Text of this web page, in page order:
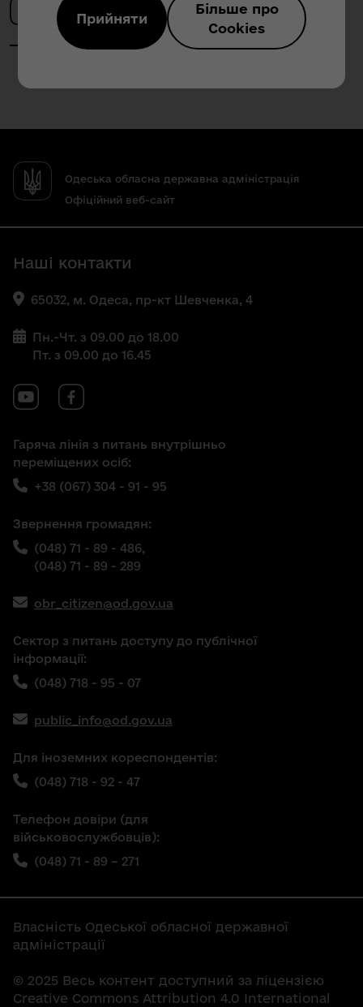
Одеська обласна державна адміністрація
Офіційний веб-сайт
Наші контакти
65032, м. Одеса, пр-кт Шевченка, 4
Пн.-Чт. з 09.00 до 18.00
Пт. з 09.00 до 16.45
Гаряча лінія з питань внутрішньо
переміщених осіб:
+38 (067) 304 - 91 - 95
Звернення громадян:
(048) 71 - 89 - 486,
(048) 71 - 89 - 289
obr_citizen@od.gov.ua
Сектор з питань доступу до публічної
інформації:
(048) 718 - 95 - 07
public_info@od.gov.ua
Для іноземних кореспондентів:
(048) 718 - 92 - 47
Телефон довіри (для
військовослужбовців):
(048) 71 - 89 – 271
Власність Одеської обласної державної
адміністрації
© 2025 Весь контент доступний за ліцензією
Creative Commons Attribution 4.0 International
Прийняти
Більше про
Cookies